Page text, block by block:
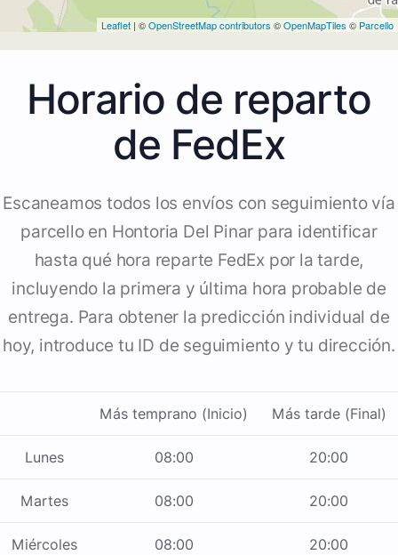
Leaflet | ©OpenStreetMap contributors ©OpenMapTiles © Parcello
Horario de reparto
de FedEx
Escaneamos todos los envíos con seguimiento vía
parcello en Hontoria Del Pinar para identificar
hasta qué hora reparte FedEx por la tarde,
incluyendo la primera y última hora probable de
entrega. Para obtener la predicción individual de
hoy, introduce tu ID de seguimiento y tu dirección.
Más temprano (Inicio) Más tarde (Final)
Lunes 08:00 20:00
Martes 08:00 20:00
Miércoles 08:00 20:00